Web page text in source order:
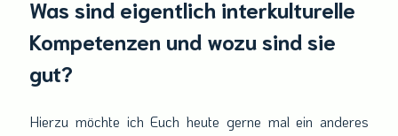
sind
eigentlich
wozu
Was sind eigentlich interkulturelle
Kompetenzen und wozu sind sie
gut?
Hierzu möchte ich Euch heute gerne mal ein anderes